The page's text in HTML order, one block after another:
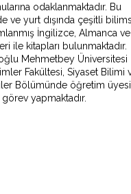
odaklanmaktadır. Bu
ve yurt dışında çeşitli
İngilizce, Almanca ve
ile kitapları bulunmaktadır.
Mehmetbey Üniversitesi
Fakültesi, Siyaset Bilimi
Bölümünde öğretim üyesi
yapmaktadır.